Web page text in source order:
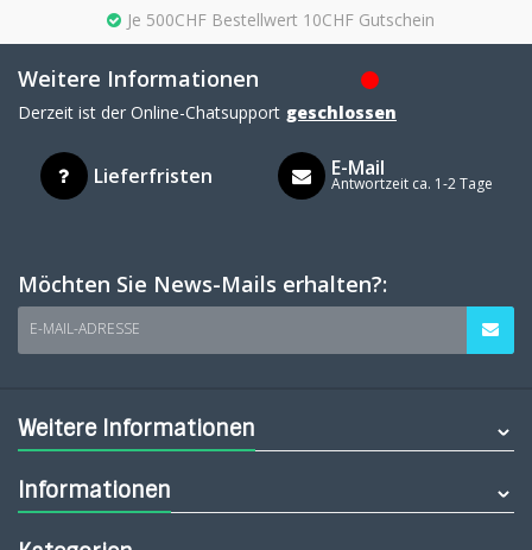
Je 500CHF Bestellwert 10CHF Gutschein
Weitere Informationen
Derzeit ist der Online-Chatsupport geschlossen
Lieferfristen E-Mail
Antwortzeit ca. 1-2 Tage
Möchten Sie News-Mails erhalten?:
E-MAIL-ADRESSE
Weitere Informationen
Informationen